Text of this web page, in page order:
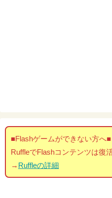
■Flashゲームができない方へ■
RuffleでFlashコンテンツは復
→ Ruffleの詳細